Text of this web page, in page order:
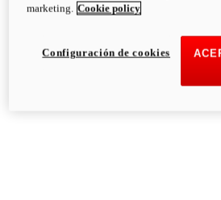
marketing. Cookie policy
Configuración de cookies